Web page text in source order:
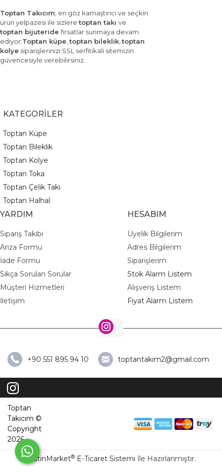
inceleyebilirsiniz.
Tedarik Sürecinde Güven
Ürün kalitesi, müşteri sadakati için kritiktir. Güvenilir bir
tedarikçi ile çalışmak, işinizin sürdürülebilirliği için en önemli
Toptan Takıcım , en göz kamaştırıcı ve seçkin
ürün yelpazesi ile sizleretoptan takı ve
toptan bijuteridefırsatlar sunmaya devam
ediyor. Toptan küpe ,toptan bileklik ,toptan
kolye siparişlerinizi SSL serfitikali sitemizin
güvencesiyle verebilirsiniz.
KATEGORİLER
Toptan Küpe
Toptan Bileklik
Toptan Kolye
Toptan Toka
Toptan Çelik Takı
Toptan Halhal
YARDIM
Sipariş Takibi
Arıza Formu
İade Formu
Sıkça Sorulan Sorular
Müşteri Hizmetleri
İletişim
HESABIM
Üyelik Bilgilerim
Adres Bilgilerim
Siparişlerim
Stok Alarm Listem
Alışveriş Listem
Fiyat Alarm Listem
+90 551 895 94 10 toptantakim2@gmail.com
Toptan
Takıcım ©
Copyright
2026
PlatinMarket® E-Ticaret Sistemi İle Hazırlanmıştır.